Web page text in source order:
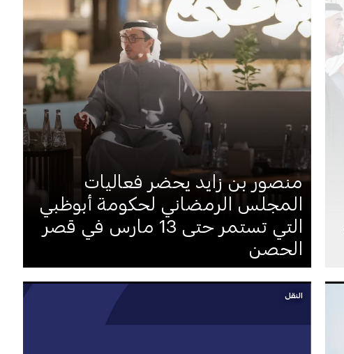
منصور بن زايد يحضر فعاليات
المجلس الرمضاني لحكومة أبوظبي
التي تستمر حتى 13 مارس في قصر
الحصن
النقل